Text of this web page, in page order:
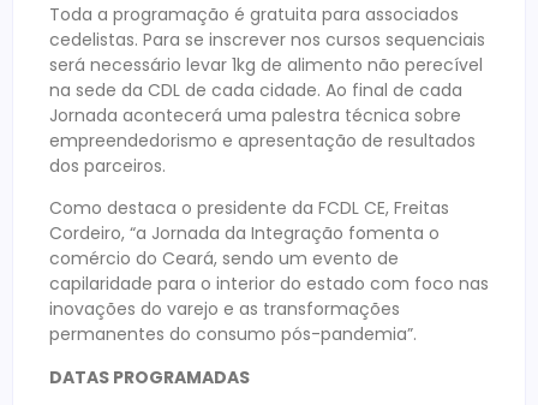
Toda a programação é gratuita para associados
cedelistas. Para se inscrever nos cursos sequenciais
será necessário levar 1kg de alimento não perecível
na sede da CDL de cada cidade. Ao final de cada
Jornada acontecerá uma palestra técnica sobre
empreendedorismo e apresentação de resultados
dos parceiros.
Como destaca o presidente da FCDL CE, Freitas
Cordeiro, “a Jornada da Integração fomenta o
comércio do Ceará, sendo um evento de
capilaridade para o interior do estado com foco nas
inovações do varejo e as transformações
permanentes do consumo pós-pandemia”.
DATAS PROGRAMADAS